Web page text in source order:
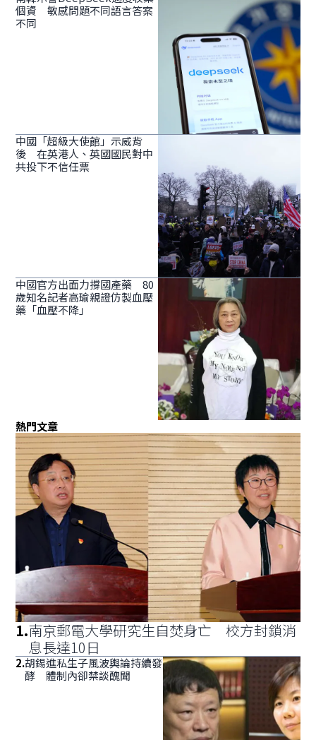
個資 敏感問題不同語言答案
不同
中國「超級大使館」示威背
後 在英港人、英國國民對中
共投下不信任票
中國官方出面力撐國產藥 80
歲知名記者高瑜親證仿製血壓
藥「血壓不降」
熱門文章
1.南京郵電大學研究生自焚身亡 校方封鎖消
息長達10日
2.胡錫進私生子風波輿論持續發
酵 體制內卻禁談醜聞